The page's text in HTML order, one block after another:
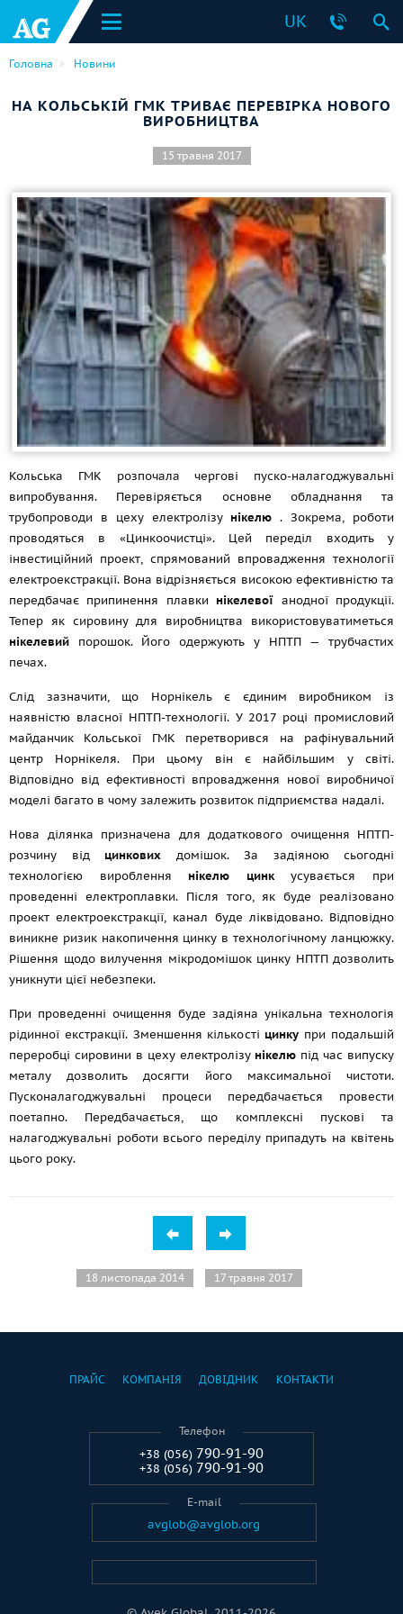
UK
Головна Новини
НА КОЛЬСЬКІЙ ГМК ТРИВАЄ ПЕРЕВІРКА НОВОГО
ВИРОБНИЦТВА
15 травня 2017
Кольська ГМК розпочала чергові пуско-налагоджувальні
випробування. Перевіряється основне обладнання та
трубопроводи в цеху електролізу нікелю . Зокрема, роботи
проводяться в «Цинкоочистці». Цей переділ входить у
інвестиційний проект, спрямований впровадження технології
електроекстракції. Вона відрізняється високою ефективністю та
передбачає припинення плавки нікелевої анодної продукції.
Тепер як сировину для виробництва використовуватиметься
нікелевий порошок. Його одержують у НПТП — трубчастих
печах.
Слід зазначити, що Норнікель є єдиним виробником із
наявністю власної НПТП-технології. У 2017 році промисловий
майданчик Кольської ГМК перетворився на рафінувальний
центр Норнікеля. При цьому він є найбільшим у світі.
Відповідно від ефективності впровадження нової виробничої
моделі багато в чому залежить розвиток підприємства надалі.
Нова ділянка призначена для додаткового очищення НПТП-
розчину від цинкових домішок. За задіяною сьогодні
технологією вироблення нікелю цинкусувається при
проведенні електроплавки. Після того, як буде реалізовано
проект електроекстракції, канал буде ліквідовано. Відповідно
виникне ризик накопичення цинку в технологічному ланцюжку.
Рішення щодо вилучення мікродомішок цинку НПТП дозволить
уникнути цієї небезпеки.
При проведенні очищення буде задіяна унікальна технологія
рідинної екстракції. Зменшення кількості цинку при подальшій
переробці сировини в цеху електролізу нікелю під час випуску
металу дозволить досягти його максимальної чистоти.
Пусконалагоджувальні процеси передбачається провести
поетапно. Передбачається, що комплексні пускові та
налагоджувальні роботи всього переділу припадуть на квітень
цього року.
18 листопада 2014 17 травня 2017
ПРАЙС КОМПАНІЯ ДОВІДНИК КОНТАКТИ
Телефон
+38 (056) 790-91-90
+38 (056) 790-91-90
E-mail
avglob@avglob.org